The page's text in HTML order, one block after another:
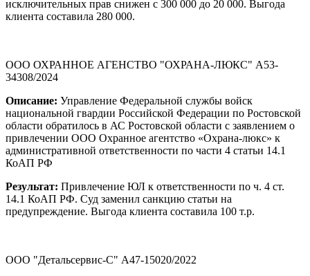
исключительных прав снижен с 300 000 до 20 000. Выгода
клиента составила 280 000.
ООО ОХРАННОЕ АГЕНСТВО "ОХРАНА-ЛЮКС" А53-
34308/2024
Описание: Управление Федеральной службы войск
национальной гвардии Российской Федерации по Ростовской
области обратилось в АС Ростовской области с заявлением о
привлечении ООО Охранное агентство «Охрана-люкс» к
административной ответственности по части 4 статьи 14.1
КоАП РФ
Результат: Привлечение ЮЛ к ответственности по ч. 4 ст.
14.1 КоАП РФ. Суд заменил санкцию статьи на
предупреждение. Выгода клиента составила 100 т.р.
ООО "Детальсервис-С" А47-15020/2022